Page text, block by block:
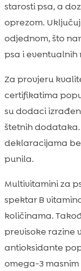
starosti psa, a
oprezom.
odjednom, što
psa i eventualnih
Za provjeru
certifikatima
su dodaci
štetnih
deklaracijama
punila.
Multivitamini za
spektar B
količinama.
previsoke razine
antioksidante
omega-3